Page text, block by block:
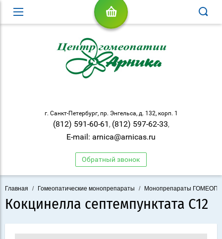
г. Санкт-Петербург, пр. Энгельса, д. 132, корп. 1
(812) 591-60-61 , (812) 597-62-33,
E-mail: arnica@arnicas.ru
Обратный звонок
Главная / Гомеопатические монопрепараты / Монопрепараты
Кокцинелла септемпунктата С12